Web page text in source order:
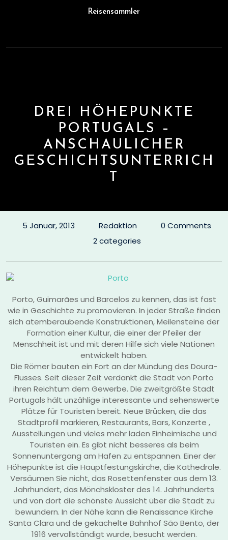
Reisensammler
DREI HÖHEPUNKTE
PORTUGALS –
ANSCHAULICHER
GESCHICHTSUNTERRICH
T
5 Januar, 2013 Redaktion
0 Comments
2 categories
Porto, Guimarães und Barcelos zu kennen, das ist fast
wie in Geschichte zu promovieren. In jeder Straße finden
sich atemberaubende Konstruktionen, Meilensteine der
Formation einer Kultur, die einer der Pfeiler der
Menschheit ist und mit deren Hilfe sich viele Nationen
entwickelt haben.
Die Römer bauten ein Fort an der Mündung des Doura-
Flusses. Seit dieser Zeit verdankt die Stadt von Porto
ihren Reichtum dem Gewerbe. Die zweitgrößte Stadt
Portugals hält unzählige interessante und sehenswerte
Plätze für Touristen bereit. Neue Brücken, die das
Stadtprofil markieren, Restaurants, Bars, Konzerte ,
Ausstellungen und vieles mehr laden Einheimische und
Touristen ein. Es gibt nicht besseres als beim
Sonnenuntergang am Hafen zu entspannen. Einer der
Höhepunkte ist die Hauptfestungskirche, die Kathedrale.
Versäumen Sie nicht, das Rosettenfenster aus dem 13.
Jahrhundert, das Mönchskloster des 14. Jahrhunderts
und von dort die schönste Aussicht über die Stadt zu
bewundern. In der Nähe kann die Renaissance Kirche
Santa Clara und de gekachelte Bahnhof São Bento, der
1916 vervollständigt wurde, besucht werden.